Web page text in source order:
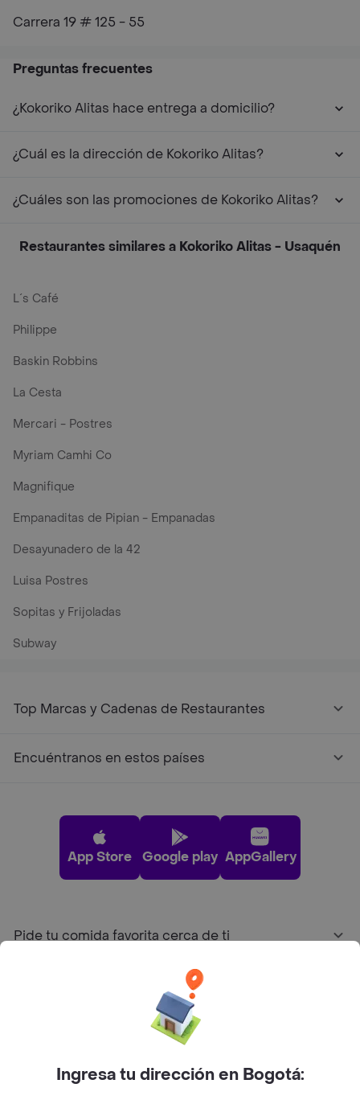
Carrera 19 # 125 - 55
Preguntas frecuentes
¿Kokoriko Alitas hace entrega a domicilio?
¿Cuál es la dirección de Kokoriko Alitas?
¿Cuáles son las promociones de Kokoriko Alitas?
Restaurantes similares a Kokoriko Alitas - Usaquén
L´s Café
Philippe
Baskin Robbins
La Cesta
Mercari - Postres
Myriam Camhi Co
Magnifique
Empanaditas de Pipian - Empanadas
Desayunadero de la 42
Luisa Postres
Sopitas y Frijoladas
Subway
Top Marcas y Cadenas de Restaurantes
Encuéntranos en estos países
App Store Google play AppGallery
Pide tu comida favorita cerca de ti
Sobre RappiIngresa tu dirección en Bogotá: